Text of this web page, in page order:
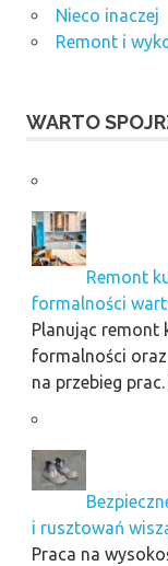
Nieco inaczej
Remont i
WARTO
Remont
formalności
Planując remont
formalności
na przebieg
i rusztowań
Praca na